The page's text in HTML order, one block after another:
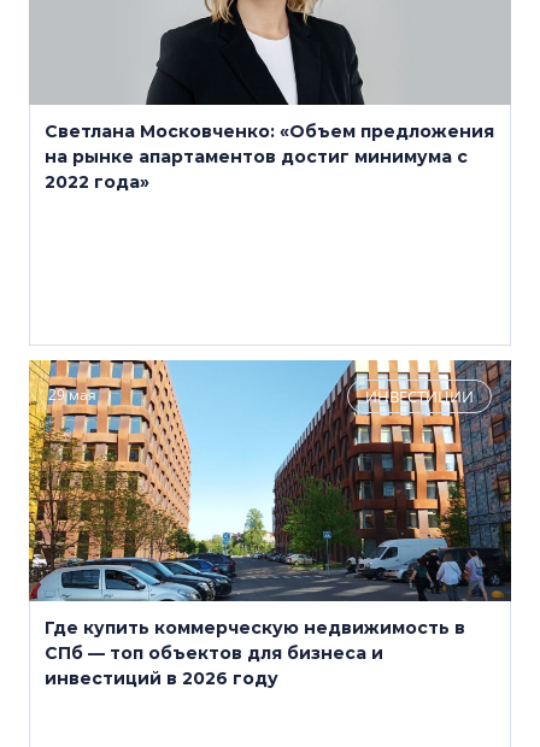
Светлана Московченко: «Объем предложения
на рынке апартаментов достиг минимума с
2022 года»
29 мая ИНВЕСТИЦИИ
Где купить коммерческую недвижимость в
СПб — топ объектов для бизнеса и
инвестиций в 2026 году